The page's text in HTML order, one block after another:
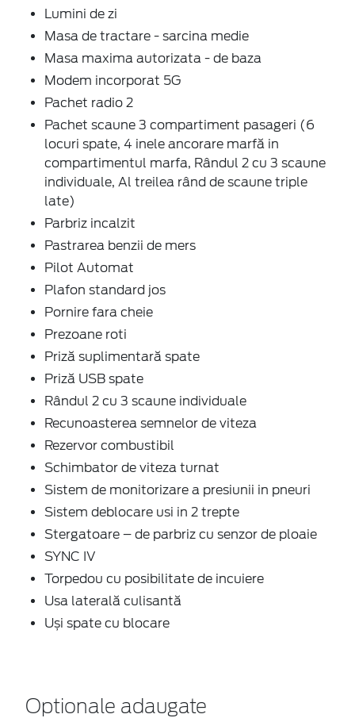
Lumini de zi
Masa de tractare - sarcina medie
Masa maxima autorizata - de baza
Modem incorporat 5G
Pachet radio 2
Pachet scaune 3 compartiment pasageri (6
locuri spate, 4 inele ancorare marfă in
compartimentul marfa, Rândul 2 cu 3 scaune
individuale, Al treilea rând de scaune triple
late)
Parbriz incalzit
Pastrarea benzii de mers
Pilot Automat
Plafon standard jos
Pornire fara cheie
Prezoane roti
Priză suplimentară spate
Priză USB spate
Rândul 2 cu 3 scaune individuale
Recunoasterea semnelor de viteza
Rezervor combustibil
Schimbator de viteza turnat
Sistem de monitorizare a presiunii in pneuri
Sistem deblocare usi in 2 trepte
Stergatoare – de parbriz cu senzor de ploaie
SYNC IV
Torpedou cu posibilitate de incuiere
Usa laterală culisantă
Uși spate cu blocare
Optionale adaugate